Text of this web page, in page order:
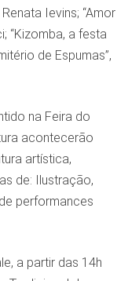
Ievins; “Amor
“Kizomba, a festa
de Espumas”,
na Feira do
acontecerão
artística,
de: Ilustração,
performances
a partir das 14h